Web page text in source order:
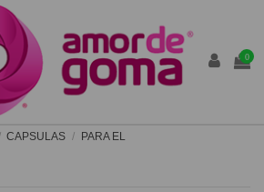
0
CAPSULAS PARA EL